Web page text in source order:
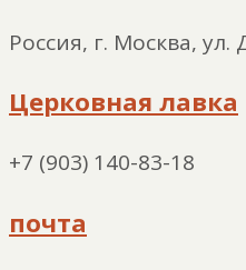
Россия, г. Москва, ул.
Церковная лавка
+7 (903) 140-83-18
почта